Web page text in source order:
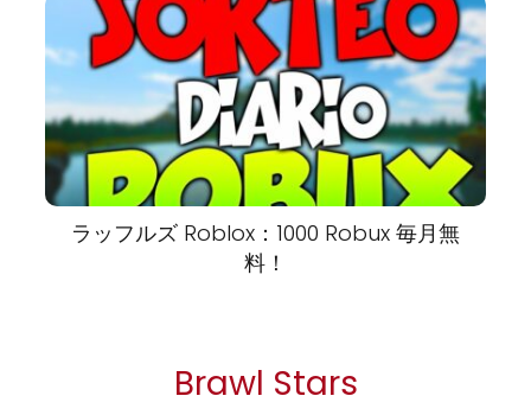
ラッフルズ Roblox：1000 Robux 毎月無
料！
Brawl Stars